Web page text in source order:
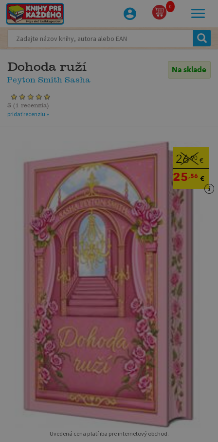
0
Dohoda ruží
Peyton Smith Sasha
Na sklade
5 ( 1 recenzia)
pridať recenziu »
26,90 €
25,56 €
Uvedená cena platí iba pre internetový obchod.